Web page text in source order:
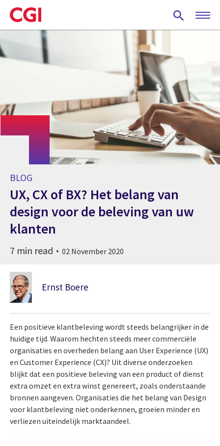
Skip
to
main
BLOG
UX, CX of BX? Het belang van
design voor de beleving van uw
klanten
7 min read 02 November 2020
Ernst Boere
Een positieve klantbeleving wordt steeds belangrijker in de
huidige tijd. Waarom hechten steeds meer commerciële
organisaties en overheden belang aan User Experience (UX)
en Customer Experience (CX)? Uit diverse onderzoeken
blijkt dat een positieve beleving van een product of dienst
extra omzet en extra winst genereert, zoals onderstaande
bronnen aangeven. Organisaties die het belang van Design
voor klantbeleving niet onderkennen, groeien minder en
verliezen uiteindelijk marktaandeel.